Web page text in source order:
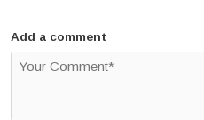
Add a comment